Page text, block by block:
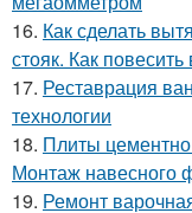
16. Как сделать
стояк. Как
17. Реставрация
технологии
18. Плиты
Монтаж навесного
19. Ремонт